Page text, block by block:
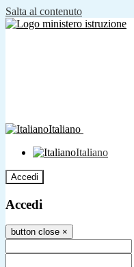
Salta al contenuto
Italiano
Italiano
Accedi
Accedi
button close ×